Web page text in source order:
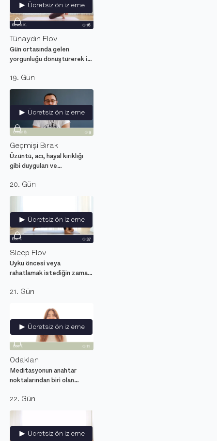
Ücretsiz ön izleme
Tünaydın Flov
Gün ortasında gelen
yorgunluğu dönüştürerek iç
yoga hareketleri.
19. Gün
Ücretsiz ön izleme
Geçmişi Bırak
Üzüntü, acı, hayal kırıklığı
gibi duyguları ve
bırakmak için meditasyon
seansı.
20. Gün
Ücretsiz ön izleme
Sleep Flov
Uyku öncesi veya
rahatlamak istediğin zaman
yumuşatacak yavaş
video yoga dersi.
21. Gün
Ücretsiz ön izleme
Odaklan
Meditasyonun anahtar
noktalarından biri olan
çalıştırarak zihnimiz
dağıldığında toparlamayı
22. Gün
Ücretsiz ön izleme